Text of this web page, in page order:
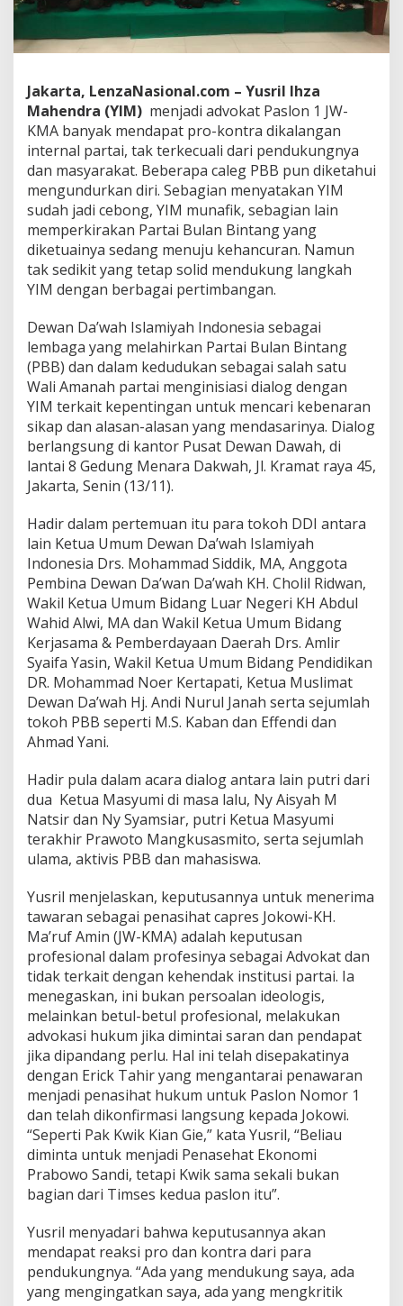
,
u
i
l
M
e
n
j
a
w
b
:
M
e
g
a
n
g
k
a
t
A
r
t
i
r
i
S
u
r
a
t
A
l
-
M
a
i
h
A
y
a
t
8
Jakarta, LenzaNasional.com – Yusril Ihza
Mahendra (YIM) menjadi advokat Paslon 1 JW-
KMA banyak mendapat pro-kontra dikalangan
internal partai, tak terkecuali dari pendukungnya
dan masyarakat. Beberapa caleg PBB pun diketahui
mengundurkan diri. Sebagian menyatakan YIM
sudah jadi cebong, YIM munafik, sebagian lain
memperkirakan Partai Bulan Bintang yang
diketuainya sedang menuju kehancuran. Namun
tak sedikit yang tetap solid mendukung langkah
YIM dengan berbagai pertimbangan.
Dewan Da’wah Islamiyah Indonesia sebagai
lembaga yang melahirkan Partai Bulan Bintang
(PBB) dan dalam kedudukan sebagai salah satu
Wali Amanah partai menginisiasi dialog dengan
YIM terkait kepentingan untuk mencari kebenaran
sikap dan alasan-alasan yang mendasarinya. Dialog
berlangsung di kantor Pusat Dewan Dawah, di
lantai 8 Gedung Menara Dakwah, Jl. Kramat raya 45,
Jakarta, Senin (13/11).
Hadir dalam pertemuan itu para tokoh DDI antara
lain Ketua Umum Dewan Da’wah Islamiyah
Indonesia Drs. Mohammad Siddik, MA, Anggota
Pembina Dewan Da’wan Da’wah KH. Cholil Ridwan,
Wakil Ketua Umum Bidang Luar Negeri KH Abdul
Wahid Alwi, MA dan Wakil Ketua Umum Bidang
Kerjasama & Pemberdayaan Daerah Drs. Amlir
Syaifa Yasin, Wakil Ketua Umum Bidang Pendidikan
DR. Mohammad Noer Kertapati, Ketua Muslimat
Dewan Da’wah Hj. Andi Nurul Janah serta sejumlah
tokoh PBB seperti M.S. Kaban dan Effendi dan
Ahmad Yani.
Hadir pula dalam acara dialog antara lain putri dari
dua Ketua Masyumi di masa lalu, Ny Aisyah M
Natsir dan Ny Syamsiar, putri Ketua Masyumi
terakhir Prawoto Mangkusasmito, serta sejumlah
ulama, aktivis PBB dan mahasiswa.
Yusril menjelaskan, keputusannya untuk menerima
tawaran sebagai penasihat capres Jokowi-KH.
Ma’ruf Amin (JW-KMA) adalah keputusan
profesional dalam profesinya sebagai Advokat dan
tidak terkait dengan kehendak institusi partai. Ia
menegaskan, ini bukan persoalan ideologis,
melainkan betul-betul profesional, melakukan
advokasi hukum jika dimintai saran dan pendapat
jika dipandang perlu. Hal ini telah disepakatinya
dengan Erick Tahir yang mengantarai penawaran
menjadi penasihat hukum untuk Paslon Nomor 1
dan telah dikonfirmasi langsung kepada Jokowi.
“Seperti Pak Kwik Kian Gie,” kata Yusril, “Beliau
diminta untuk menjadi Penasehat Ekonomi
Prabowo Sandi, tetapi Kwik sama sekali bukan
bagian dari Timses kedua paslon itu”.
Yusril menyadari bahwa keputusannya akan
mendapat reaksi pro dan kontra dari para
pendukungnya. “Ada yang mendukung saya, ada
yang mengingatkan saya, ada yang mengkritik